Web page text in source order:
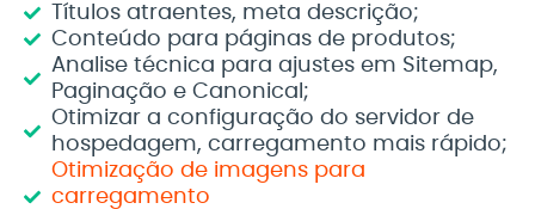
Títulos atraentes, meta descrição;
Conteúdo para páginas de produtos;
Analise técnica para ajustes em Sitemap,
Paginação e Canonical;
Otimizar a configuração do servidor de
hospedagem, carregamento mais rápido;
Otimização de imagens para
carregamento